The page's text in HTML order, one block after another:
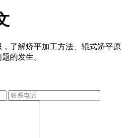
了解矫平加工方法、辊式矫平原
的发生。